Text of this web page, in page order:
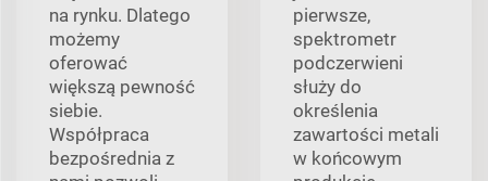
na rynku. Dlatego
możemy
oferować
większą pewność
siebie.
Współpraca
bezpośrednia z
pierwsze,
spektrometr
podczerwieni
służy do
określenia
zawartości metali
w końcowym